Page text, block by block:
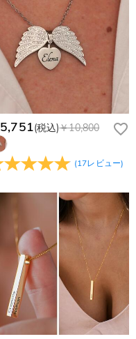
(税込)￥10,800
(17レビュー)